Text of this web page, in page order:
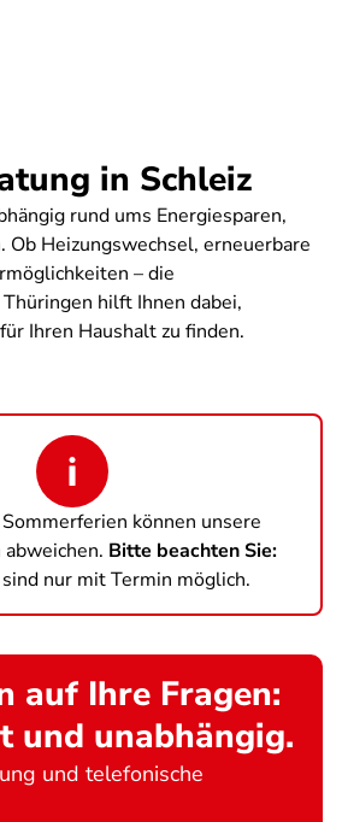
in Schleiz
rund ums Energiesparen,
Ob Heizungswechsel, erneuerbare
– die
hilft Ihnen dabei,
Ihren Haushalt zu finden.
können unsere
Bitte beachten Sie:
nur mit Termin möglich.
auf Ihre Fragen:
und unabhängig.
und telefonische